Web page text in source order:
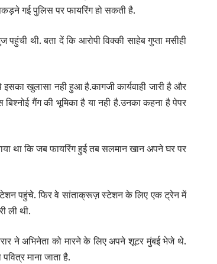
गई पुलिस पर फायरिंग हो सकती है.
थी. बता दें कि आरोपी विक्की साहेब गुप्ता मसीही
खुलासा नही हुआ है.कागजी कार्यवाही जारी है और
गैंग की भूमिका है या नही है.उनका कहना है पेपर
था कि जब फायरिंग हुई तब सलमान खान अपने घर पर
स्टेशन पहुंचे. फिर वे सांताक्रूज़ स्टेशन के लिए एक ट्रेन में
ली थी.
ने अभिनेता को मारने के लिए अपने शूटर मुंबई भेजे थे.
माना जाता है.